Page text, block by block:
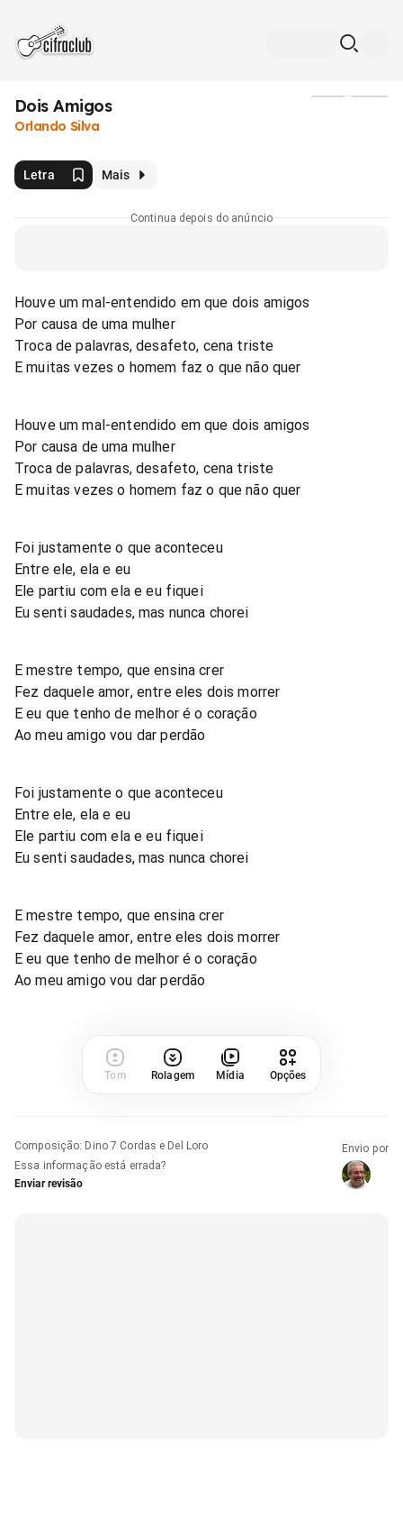
Dois Amigos
Orlando Silva
Letra Mais
Continua depois do anúncio
Houve um mal-entendido em que dois amigos
Por causa de uma mulher
Troca de palavras, desafeto, cena triste
E muitas vezes o homem faz o que não quer
Houve um mal-entendido em que dois amigos
Por causa de uma mulher
Troca de palavras, desafeto, cena triste
E muitas vezes o homem faz o que não quer
Foi justamente o que aconteceu
Entre ele, ela e eu
Ele partiu com ela e eu fiquei
Eu senti saudades, mas nunca chorei
E mestre tempo, que ensina crer
Fez daquele amor, entre eles dois morrer
E eu que tenho de melhor é o coração
Ao meu amigo vou dar perdão
Foi justamente o que aconteceu
Entre ele, ela e eu
Ele partiu com ela e eu fiquei
Eu senti saudades, mas nunca chorei
E mestre tempo, que ensina crer
Fez daquele amor, entre eles dois morrer
E eu que tenho de melhor é o coração
Ao meu amigo vou dar perdão
Tom Rolagem Mídia Opções
Composição: Dino 7 Cordas e Del Loro
Essa informação está errada?
Enviar revisão
Envio por